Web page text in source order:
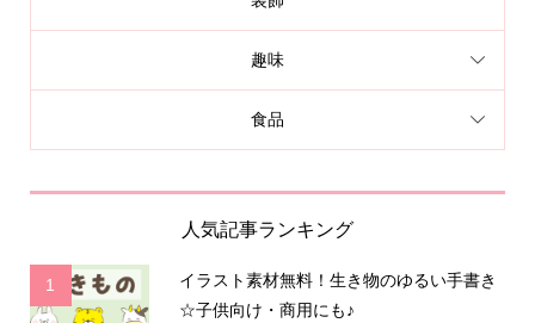
趣味
食品
人気記事ランキング
1
イラスト素材無料！生き物のゆるい手書き
☆子供向け・商用にも♪